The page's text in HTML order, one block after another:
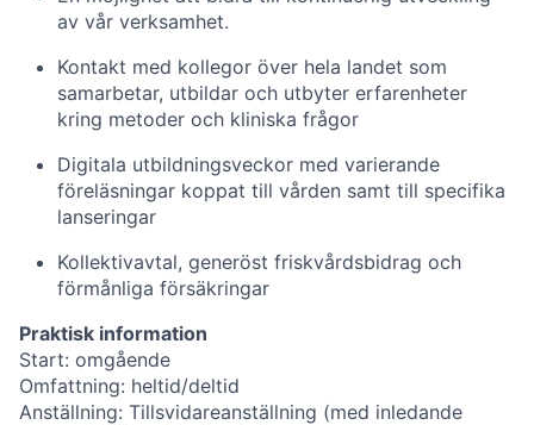
av vår verksamhet.
Kontakt med kollegor över hela landet som
samarbetar, utbildar och utbyter erfarenheter
kring metoder och kliniska frågor
Digitala utbildningsveckor med varierande
föreläsningar koppat till vården samt till specifika
lanseringar
Kollektivavtal, generöst friskvårdsbidrag och
förmånliga försäkringar
Praktisk information
Start: omgående
Omfattning: heltid/deltid
Anställning: Tillsvidareanställning (med inledande